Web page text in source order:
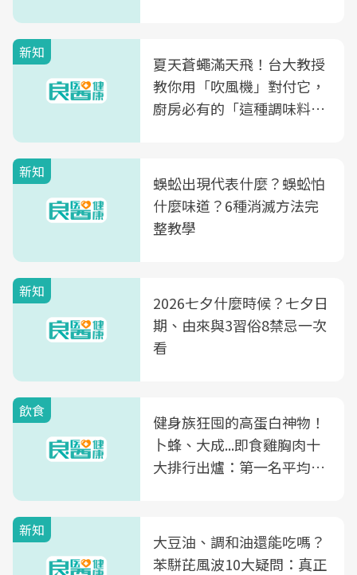
新知
夏天蒼蠅滿天飛！台大教授
教你用「吹風機」對付它，
廚房必有的「這種調味料」
新知
蜈蚣出現代表什麼？蜈蚣怕
什麼味道？6種消滅方法完
整教學
新知
2026七夕什麼時候？七夕日
期、由來與3習俗8禁忌一次
看
飲食
健身族狂囤的高蛋白神物！
卜蜂、大成...即食雞胸肉十
大排行出爐：第一名平均一
新知
大豆油、調和油還能吃嗎？
苯駢芘風波10大疑問：真正